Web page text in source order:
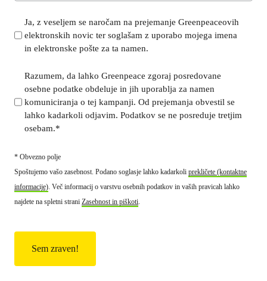
u
i
s
i
c
Ja, z veseljem se naročam na prejemanje Greenpeaceovih
elektronskih novic ter soglašam z uporabo mojega imena
in elektronske pošte za ta namen.
b
p
t
i
n
Razumem, da lahko Greenpeace zgoraj posredovane
osebne podatke obdeluje in jih uporablja za namen
komuniciranja o tej kampanji. Od prejemanja obvestil se
lahko kadarkoli odjavim. Podatkov se ne posreduje tretjim
osebam.*
* Obvezno polje
Spoštujemo vašo zasebnost. Podano soglasje lahko kadarkoli prekličete (kontaktne
informacije). Več informacij o varstvu osebnih podatkov in vaših pravicah lahko
najdete na spletni strani Zasebnost in piškoti.